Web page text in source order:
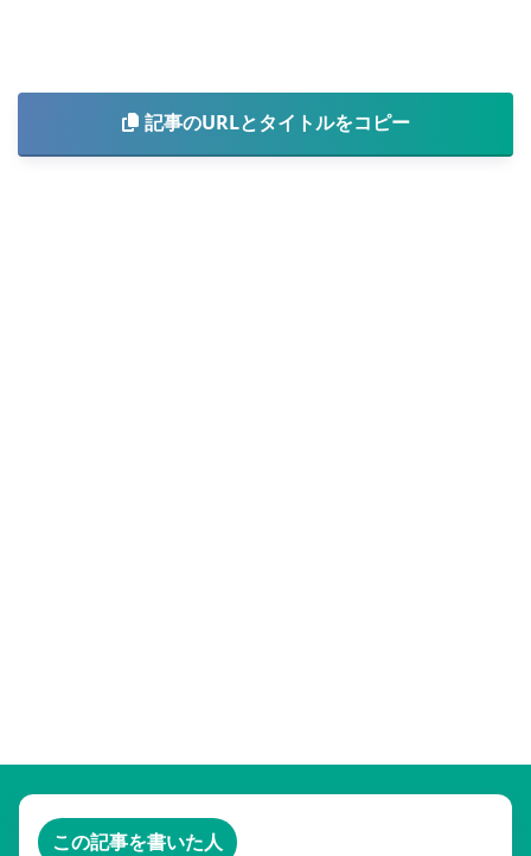
記事のURLとタイトルをコピー
この記事を書いた人